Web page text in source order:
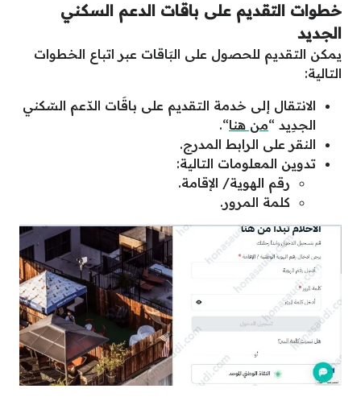
خطوات التقديم على باقات الدعم السكني
الجديد
يمكن التقديم للحصول على البَاقات عبر اتباع الخطوات
التالية:
الانتقال إلى خدمة التقديم على باقَات الدّعم السّكني
الجدِيد “من هنا“.
النقر على الرابط المدرج.
تدوين المعلومات التالية:
رقم الهوية/ الإقامة.
كلمة المرور.